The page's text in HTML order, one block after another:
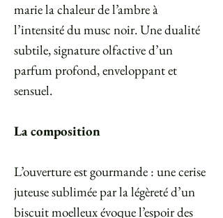
marie la chaleur de l’ambre à
l’intensité du musc noir. Une dualité
subtile, signature olfactive d’un
parfum profond, enveloppant et
sensuel.
La composition
L’ouverture est gourmande : une cerise
juteuse sublimée par la légèreté d’un
biscuit moelleux évoque l’espoir des